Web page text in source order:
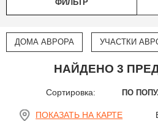
ФИЛЬТР
ДОМА АВРОРА УЧАСТКИ
НАЙДЕНО 3
Сортировка:
ПОКАЗАТЬ НА КАРТЕ